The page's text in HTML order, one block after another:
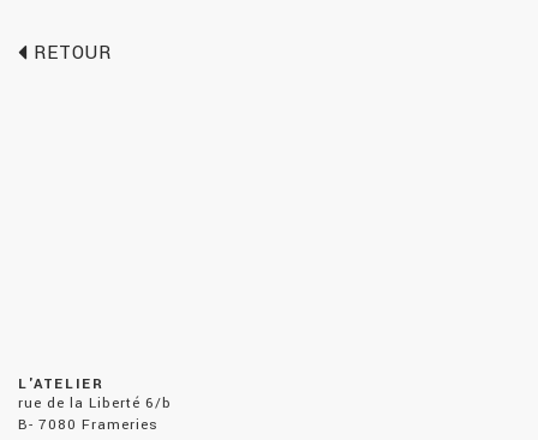
RETOUR
L'ATELIER
rue de la Liberté 6/b
B- 7080 Frameries